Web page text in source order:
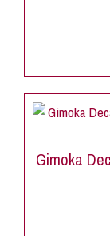
Gimoka